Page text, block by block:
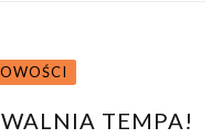
TEMPA!